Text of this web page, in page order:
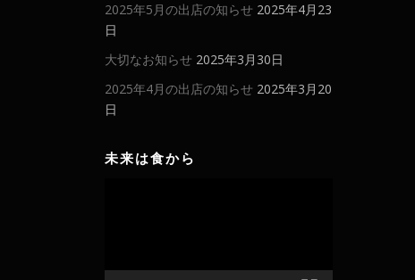
2025年5月の出店の知らせ 2025年4月23
日
大切なお知らせ 2025年3月30日
2025年4月の出店の知らせ 2025年3月20
日
未来は食から
ー